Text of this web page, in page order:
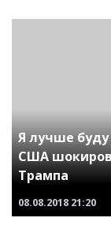
Я лучше
США
Трампа
08.08.2018 21:20